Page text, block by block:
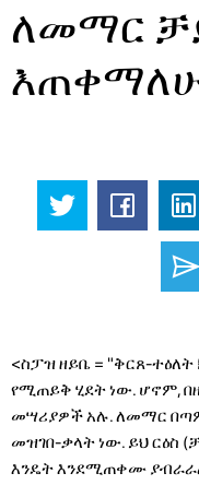
ለመማር
<ስፓዝ ዘይቤ = "ቅርጸ-ተዕለት
የሚጠይቅ ሂደት ነው. ሆኖም,
መሣሪያዎች አሉ. ለመማር
መዝገበ-ቃላት ነው. ይህ ርዕስ
እንዴት እንደሚጠቀሙ